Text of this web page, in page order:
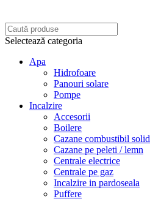
Selectează categoria
Apa
Hidrofoare
Panouri solare
Pompe
Incalzire
Accesorii
Boilere
Cazane combustibil solid
Cazane pe peleti / lemn
Centrale electrice
Centrale pe gaz
Incalzire in pardoseala
Puffere